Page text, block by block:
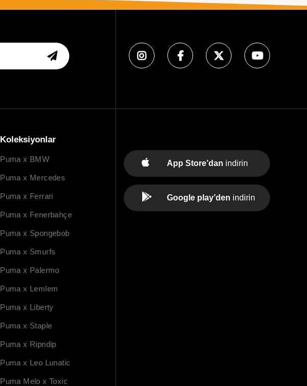
Koleksiyonlar
Puma x BMW
Puma x Mercedes
Puma x Ferrari
Puma x Fenerbahçe
Puma x Spongebob
Puma x Smurfs
Puma x Palermo
Puma x Lemlem
Puma x Liberty
Puma x Staple
Puma x Ripndip
Puma x Leo Lunatic
Puma Melo x Toxic
App Store’dan indirin
Google play’den indirin